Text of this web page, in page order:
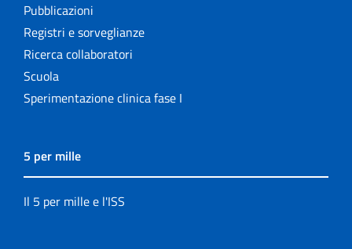
Pubblicazioni
Registri e sorveglianze
Ricerca collaboratori
Scuola
Sperimentazione clinica fase I
5 per mille
Il 5 per mille e l'ISS